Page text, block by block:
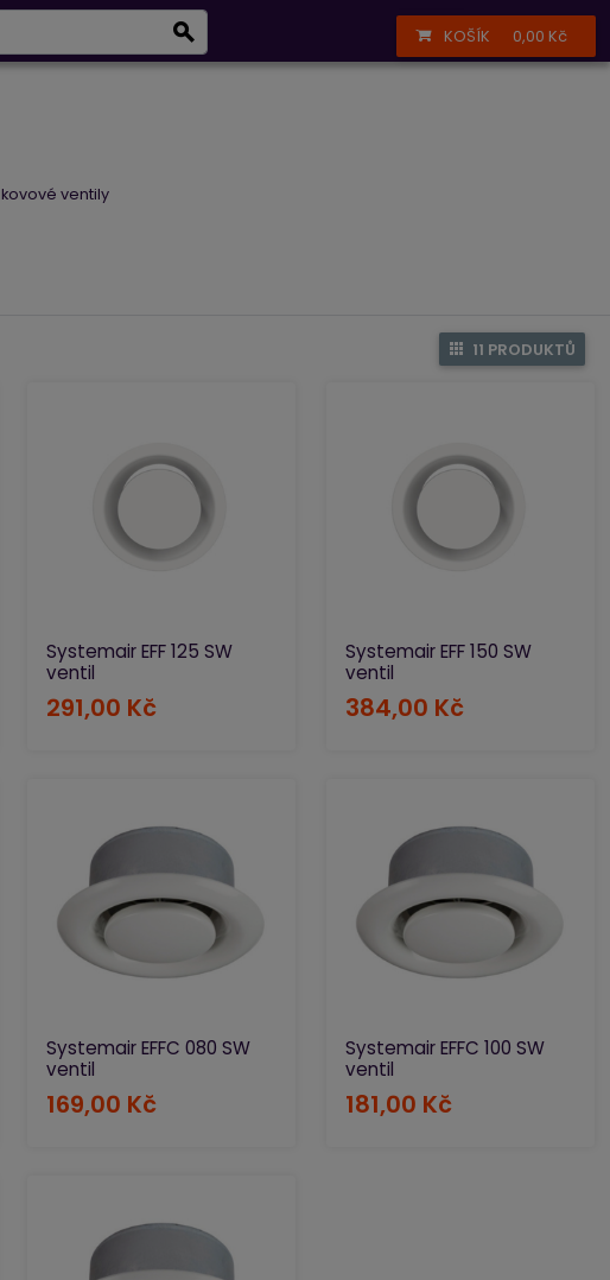
+420 723 377 002 KOŠÍK 0,00 Kč
ventily
11 PRODUKTŮ
Systemair EFF 125 SW
ventil
291,00 Kč
Systemair EFF 150 SW
ventil
384,00 Kč
Systemair EFFC 080 SW
ventil
169,00 Kč
Systemair EFFC 100 SW
ventil
181,00 Kč